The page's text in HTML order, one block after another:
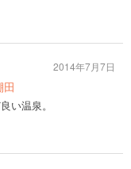
い温泉。
2014年7月7日